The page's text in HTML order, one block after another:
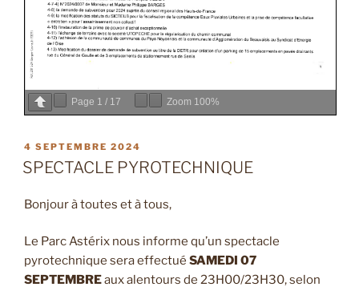
Page 1 / 17 Zoom 100%
PUBLIÉ
LE
4 SEPTEMBRE 2024
SPECTACLE PYROTECHNIQUE
Bonjour à toutes et à tous,
Le Parc Astérix nous informe qu’un spectacle
pyrotechnique sera effectué SAMEDI 07
SEPTEMBREaux alentours de 23H00/23H30, selon